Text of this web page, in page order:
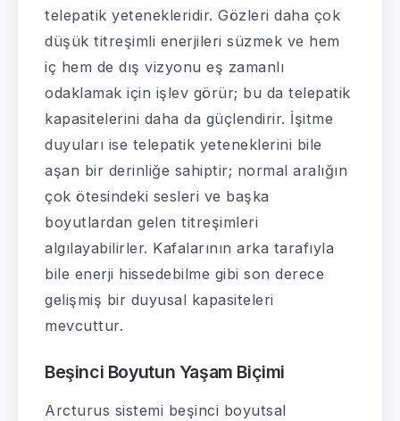
telepatik yetenekleridir. Gözleri daha çok
düşük titreşimli enerjileri süzmek ve hem
iç hem de dış vizyonu eş zamanlı
odaklamak için işlev görür; bu da telepatik
kapasitelerini daha da güçlendirir. İşitme
duyuları ise telepatik yeteneklerini bile
aşan bir derinliğe sahiptir; normal aralığın
çok ötesindeki sesleri ve başka
boyutlardan gelen titreşimleri
algılayabilirler. Kafalarının arka tarafıyla
bile enerji hissedebilme gibi son derece
gelişmiş bir duyusal kapasiteleri
mevcuttur.
Beşinci Boyutun Yaşam Biçimi
Arcturus sistemi beşinci boyutsal